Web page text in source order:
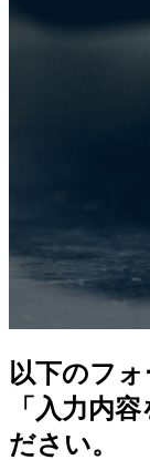
以下のフォ
「入力内
ださい。